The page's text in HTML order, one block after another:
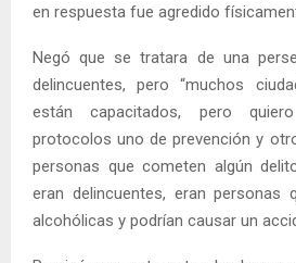
en respuesta fue agredido
Negó que se tratara de una
delincuentes, pero “muchos
están capacitados, pero
protocolos uno de prevención y
personas que cometen algún
eran delincuentes, eran personas
alcohólicas y podrían causar un